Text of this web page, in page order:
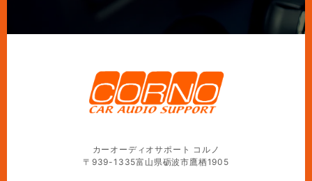
カーオーディオサポート コルノ
〒939-1335富山県砺波市鷹栖1905